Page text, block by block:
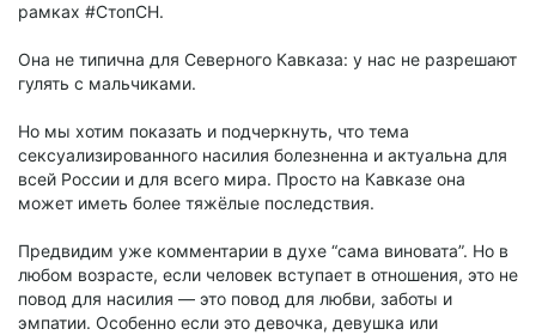
рамках #СтопСН.
Она не типична для Северного Кавказа: у нас не разрешают
гулять с мальчиками.
Но мы хотим показать и подчеркнуть, что тема
сексуализированного насилия болезненна и актуальна для
всей России и для всего мира. Просто на Кавказе она
может иметь более тяжёлые последствия.
Предвидим уже комментарии в духе “сама виновата”. Но в
любом возрасте, если человек вступает в отношения, это не
повод для насилия — это повод для любви, заботы и
эмпатии. Особенно если это девочка, девушка или